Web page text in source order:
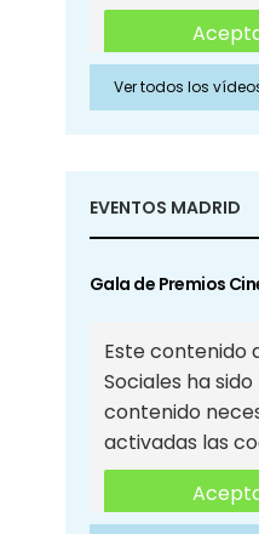
Aceptar
Ver todos los
EVENTOS MADRID
Gala de Premios
Este contenido
Sociales ha
contenido
activadas las